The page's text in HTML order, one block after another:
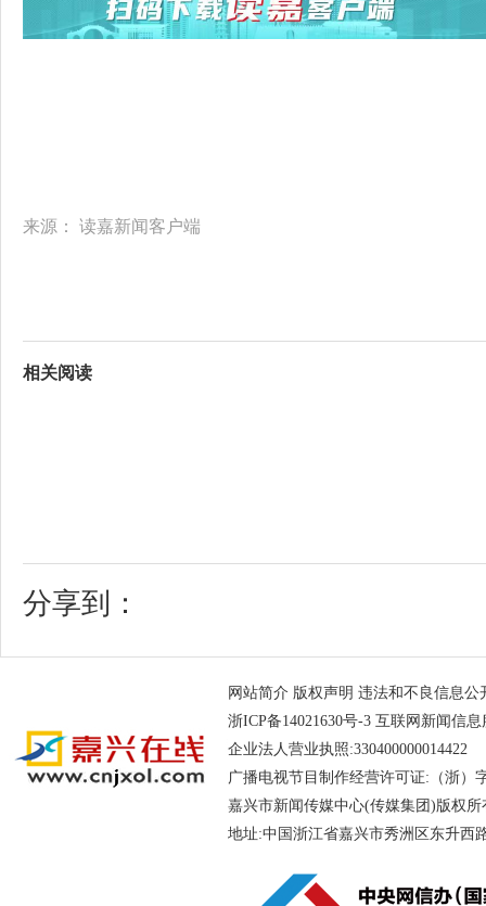
来源： 读嘉新闻客户端
相关阅读
分享到：
网站简介 版权声明 违法和不良信息公
浙ICP备14021630号-3 互联网新闻信息
企业法人营业执照
广播电视节目制作经营许可证:（浙
嘉兴市新闻传媒中心(传媒集团)版权
地址:中国浙江省嘉兴市秀洲区东升西